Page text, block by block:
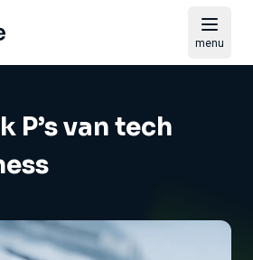
menu
P’s van tech